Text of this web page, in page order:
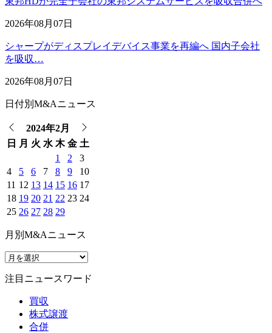
2026年08月07日
シャープがディスプレイデバイス事業を再編へ 国内子会社
を吸収…
2026年08月07日
日付別M&Aニュース
2024年2月
日
月 火 水 木 金 土
1
2
3
4
5 6 7 8 9
10
11 12 13 14 15 16 17
18 19 20 21 22 23 24
25 26 27 28 29
月別M&Aニュース
注目ニュースワード
買収
株式譲渡
合併